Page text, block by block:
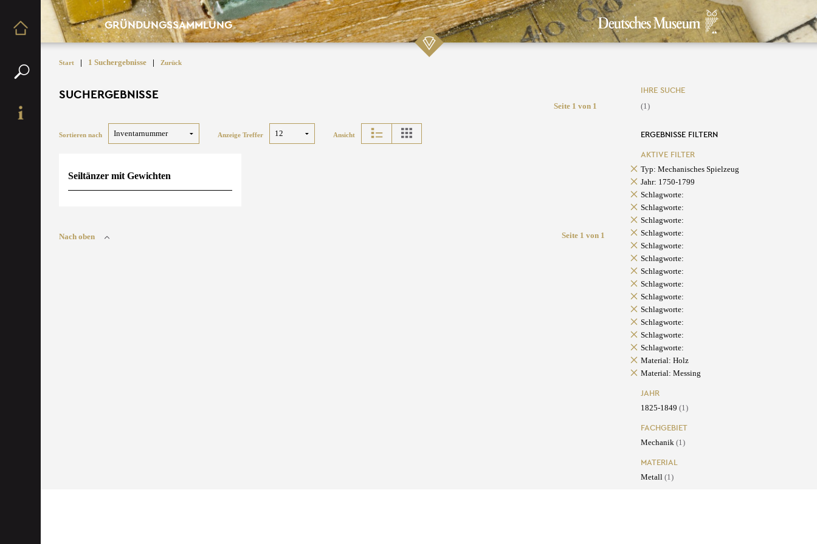
GRÜNDUNGSSAMMLUNG
Start | 1 Suchergebnisse | Zurück
SUCHERGEBNISSE
Seite 1 von 1
Sortieren nach Anzeige Treffer Ansicht
Seiltänzer mit Gewichten
Nach oben Seite 1 von 1
IHRE SUCHE
(1)
ERGEBNISSE FILTERN
AKTIVE FILTER
Typ: Mechanisches Spielzeug
Jahr: 1750-1799
Schlagworte:
Schlagworte:
Schlagworte:
Schlagworte:
Schlagworte:
Schlagworte:
Schlagworte:
Schlagworte:
Schlagworte:
Schlagworte:
Schlagworte:
Schlagworte:
Schlagworte:
Material: Holz
Material: Messing
JAHR
1825-1849 (1)
FACHGEBIET
Mechanik (1)
MATERIAL
Metall (1)